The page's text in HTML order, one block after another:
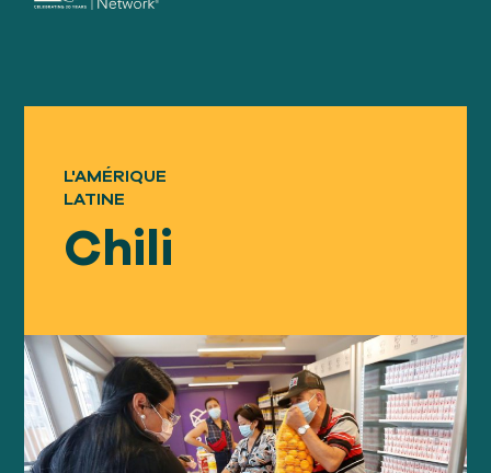
Notre
APPROCHE
À propos
GFN
L'AMÉRIQUE
LATINE
Chili